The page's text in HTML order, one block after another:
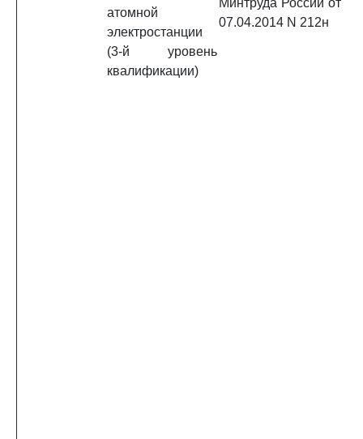
атомной
электростанции
(3-й уровень
квалификации)
Минтруда России от
07.04.2014 N 212н